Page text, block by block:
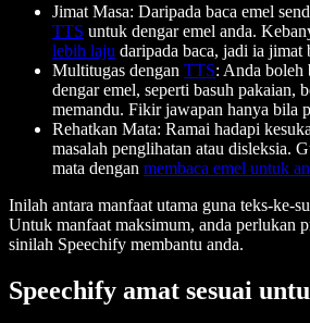
Jimat Masa: Daripada baca emel
TTS untuk dengar emel anda.
lebih laju daripada baca, jadi ia jimat
Multitugas dengan TTS: Anda boleh
dengar emel, seperti basuh pakaian,
memandu. Fikir jawapan hanya bila
Rehatkan Mata: Ramai hadapi
masalah penglihatan atau disleksia.
mata dengan membaca emel untuk
Inilah antara manfaat utama guna teks-ke-
Untuk manfaat maksimum, anda perlukan
sinilah Speechify membantu anda.
Speechify amat sesuai